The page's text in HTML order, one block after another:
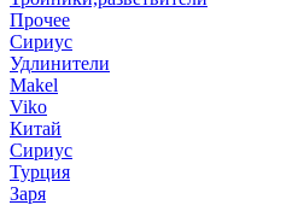
Прочее
Сириус
Удлинители
Makel
Viko
Китай
Сириус
Турция
Заря